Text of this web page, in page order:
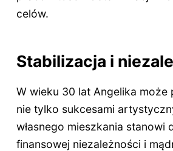
celów.
Stabilizacja i
W wieku 30 lat Angelika może
nie tylko sukcesami
własnego mieszkania stanowi
finansowej niezależności i